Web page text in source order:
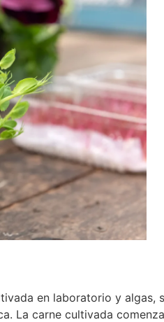
en laboratorio y algas,
La carne cultivada